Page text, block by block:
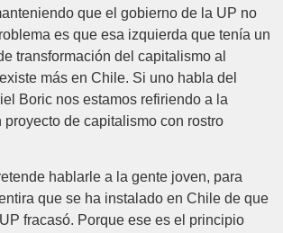
que el gobierno de la UP no
es que esa izquierda que tenía un
transformación del capitalismo al
más en Chile. Si uno habla del
Boric nos estamos refiriendo a la
de capitalismo con rostro
hablarle a la gente joven, para
que se ha instalado en Chile de que
fracasó. Porque ese es el principio